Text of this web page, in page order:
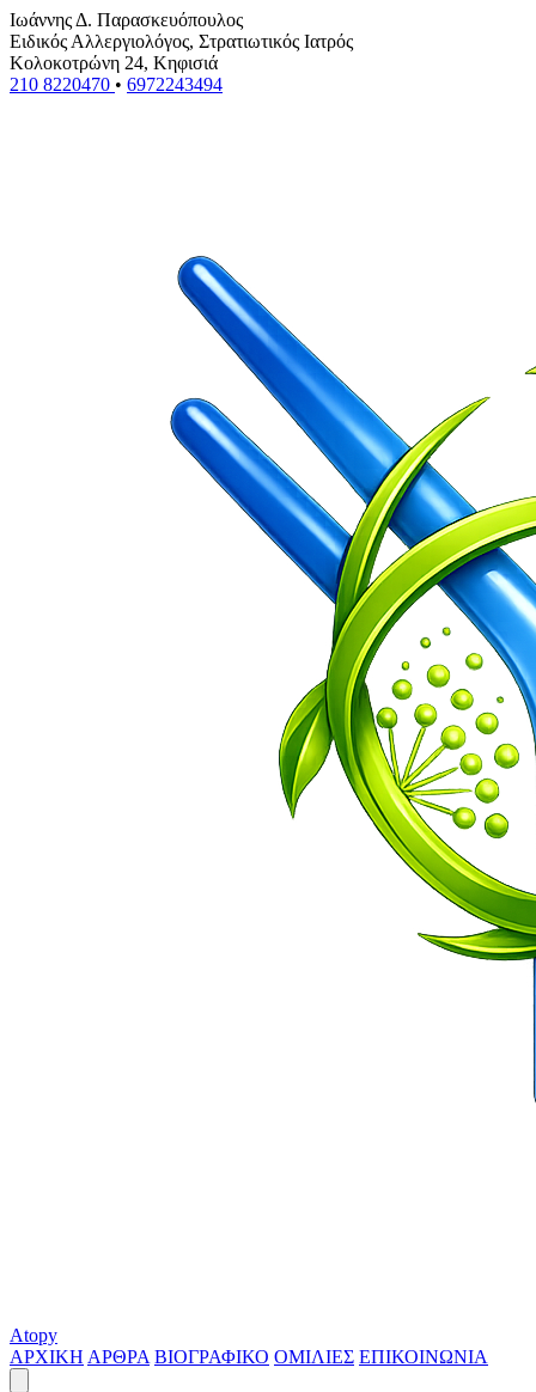
Ιωάννης Δ. Παρασκευόπουλος
Ειδικός Αλλεργιολόγος, Στρατιωτικός Ιατρός
Κολοκοτρώνη 24, Κηφισιά
210 8220470 • 6972243494
Atopy
ΑΡΧΙΚΗ ΑΡΘΡΑ ΒΙΟΓΡΑΦΙΚΟ ΟΜΙΛΙΕΣ ΕΠΙΚΟΙΝΩΝΙΑ